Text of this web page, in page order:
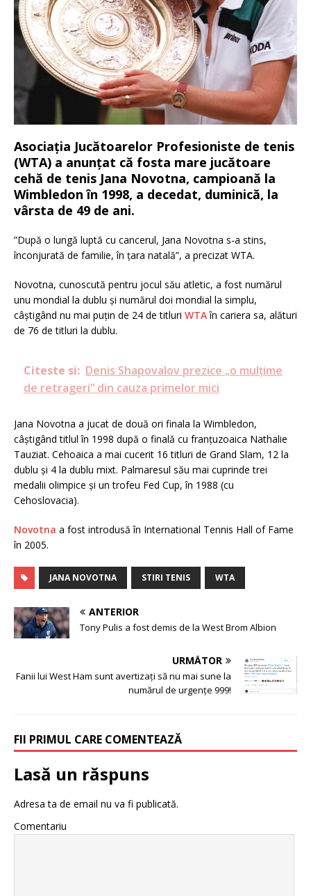
Asociația Jucătoarelor Profesioniste de tenis
(WTA) a anunțat că fosta mare jucătoare
cehă de tenis Jana Novotna, campioană la
Wimbledon în 1998, a decedat, duminică, la
vârsta de 49 de ani.
”După o lungă luptă cu cancerul, Jana Novotna s-a stins,
înconjurată de familie, în țara natală”, a precizat WTA.
Novotna, cunoscută pentru jocul său atletic, a fost numărul
unu mondial la dublu și numărul doi mondial la simplu,
câștigând nu mai puțin de 24 de titluri WTAîn cariera sa, alături
de 76 de titluri la dublu.
Citeste si: Denis Shapovalov prezice „o mulțime
de retrageri” din cauza primelor mici
Jana Novotna a jucat de două ori finala la Wimbledon,
câștigând titlul în 1998 după o finală cu franțuzoaica Nathalie
Tauziat. Cehoaica a mai cucerit 16 titluri de Grand Slam, 12 la
dublu și 4 la dublu mixt. Palmaresul său mai cuprinde trei
medalii olimpice și un trofeu Fed Cup, în 1988 (cu
Cehoslovacia).
Novotna a fost introdusă în International Tennis Hall of Fame
în 2005.
JANA NOVOTNA STIRI TENIS WTA
ANTERIOR
Tony Pulis a fost demis de la West Brom Albion
URMĂTOR
Fanii lui West Ham sunt avertizați să nu mai sune la
numărul de urgențe 999!
FII PRIMUL CARE COMENTEAZĂ
Lasă un răspuns
Adresa ta de email nu va fi publicată.
Comentariu